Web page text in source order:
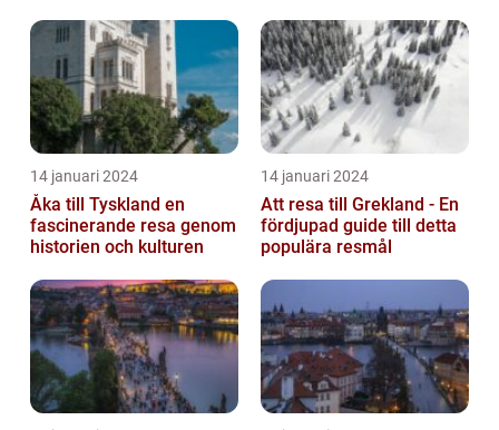
14 januari 2024
Åka till Tyskland en
fascinerande resa genom
historien och kulturen
14 januari 2024
Att resa till Grekland - En
fördjupad guide till detta
populära resmål